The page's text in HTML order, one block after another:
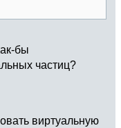
бы
частиц?
виртуальную